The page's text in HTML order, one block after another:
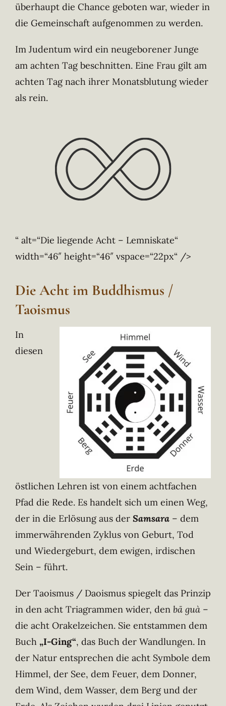
überhaupt die Chance geboten war, wieder in
die Gemeinschaft aufgenommen zu werden.
Im Judentum wird ein neugeborener Junge
am achten Tag beschnitten. Eine Frau gilt am
achten Tag nach ihrer Monatsblutung wieder
als rein.
“ alt=“Die liegende Acht – Lemniskate“
width=“46″ height=“46″ vspace=“22px“ />
Die Acht im Buddhismus /
Taoismus
In
diesen
östlichen Lehren ist von einem achtfachen
Pfad die Rede. Es handelt sich um einen Weg,
der in die Erlösung aus der Samsara – dem
immerwährenden Zyklus von Geburt, Tod
und Wiedergeburt, dem ewigen, irdischen
Sein – führt.
Der Taoismus / Daoismus spiegelt das Prinzip
in den acht Triagrammen wider, den bā guà –
die acht Orakelzeichen. Sie entstammen dem
Buch „I-Ging“, das Buch der Wandlungen. In
der Natur entsprechen die acht Symbole dem
Himmel, der See, dem Feuer, dem Donner,
dem Wind, dem Wasser, dem Berg und der